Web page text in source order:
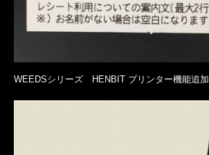
WEEDSシリーズ HENBIT プリンター機能追加